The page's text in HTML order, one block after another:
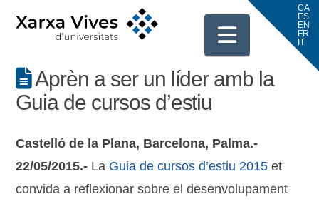
Aprèn a ser un líder amb la
Guia de cursos d’estiu
Castelló de la Plana, Barcelona, Palma.-
22/05/2015.- La Guia de cursos d’estiu 2015 et
convida a reflexionar sobre el desenvolupament